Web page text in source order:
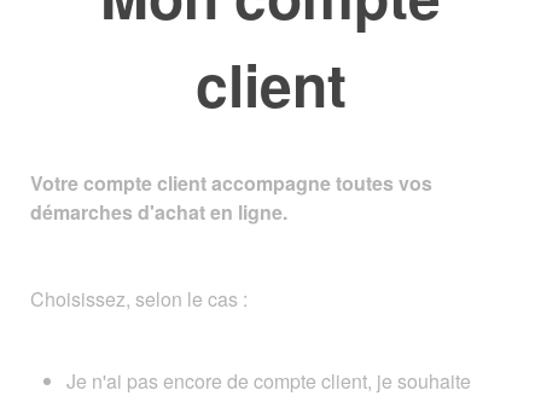
client
Votre compte client accompagne toutes vos
démarches d'achat en ligne.
Choisissez, selon le cas :
Je n'ai pas encore de compte client, je souhaite